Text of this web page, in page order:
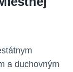
a duchovným